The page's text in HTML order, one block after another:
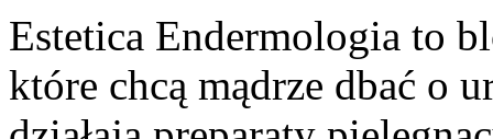
Estetica Endermologia to
które chcą mądrze dbać o